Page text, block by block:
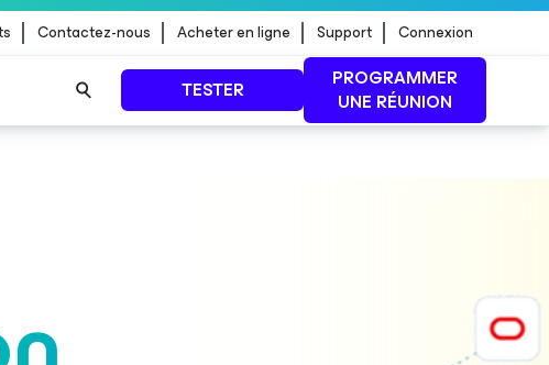
Contactez-nous Acheter en ligne Support Connexion
TESTER
PROGRAMMER
UNE RÉUNION